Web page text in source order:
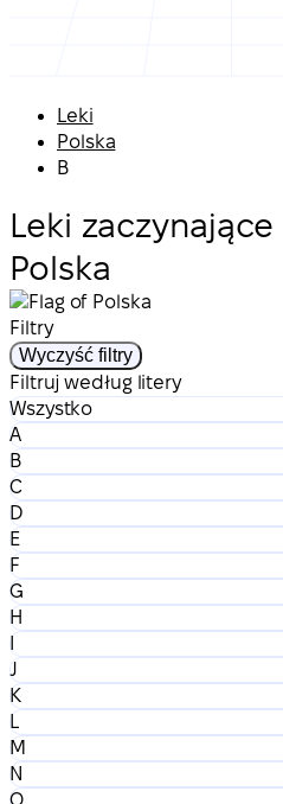
Leki
Polska
B
Leki
Polska
Filtry
Wyczyść filtry
Filtruj według litery
Wszystko
A
B
C
D
E
F
G
H
I
J
K
L
M
N
O